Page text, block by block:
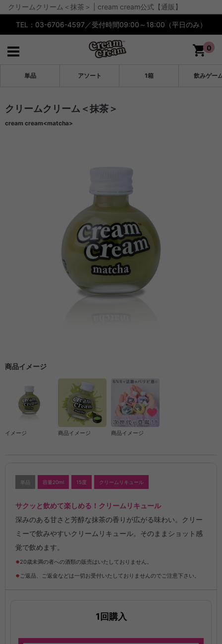
クリームクリーム＜抹茶＞ | cream cream公式【通販】
TEL：03-6706-4597／受付時間09:00～18:00（平日のみ）
0
単品 アソート 1箱 飲みゲー
クリームクリーム＜抹茶＞
cream cream<matcha>
商品イメージ
イメージ 商品イメージ 商品イメージ
単品 容量20ml 15度 クリームリキュール
サクッと飲めて楽しめる！クリームリキュール
深みのある甘さと芳醇な抹茶の香りが広がる味わい。クリー
ミーで飲みやすいクリームリキュール。そのままショット感
覚で飲めます。
※20歳未満の者への酒類の販売はいたしておりません。
※ご返品、ご返金などは一切お受付いたしておりませんのでご注意下さい。
1回購入